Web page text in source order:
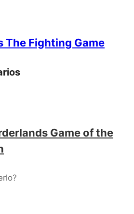
The Fighting Game
Game of the